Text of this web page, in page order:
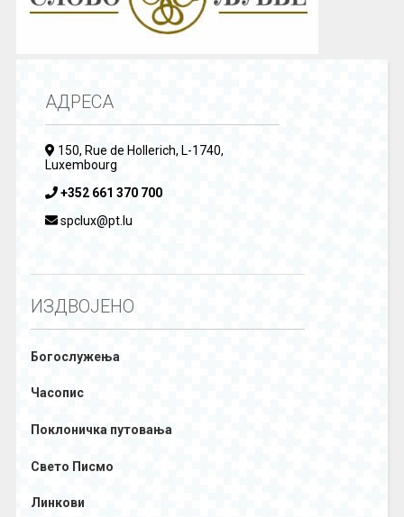
АДРЕСА
150, Rue de Hollerich, L-1740,
Luxembourg
+352 661 370 700
spclux@pt.lu
ИЗДВОЈЕНО
Богослужења
Часопис
Поклоничка путовања
Свето Писмо
Линкови